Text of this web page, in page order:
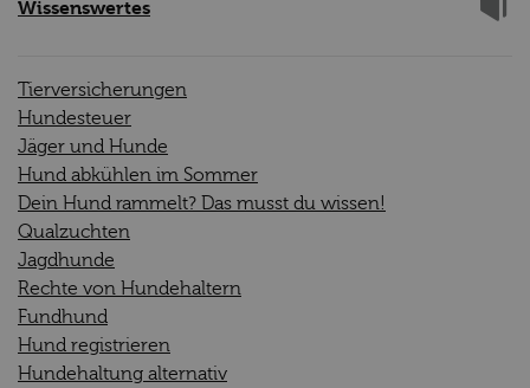
Wissenswertes
Tierversicherungen
Hundesteuer
Jäger und Hunde
Hund abkühlen im Sommer
Dein Hund rammelt? Das musst du wissen!
Qualzuchten
Jagdhunde
Rechte von Hundehaltern
Fundhund
Hund registrieren
Hundehaltung alternativ